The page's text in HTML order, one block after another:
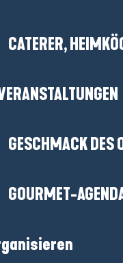
CATERER,
GESCHMACK DES
GOURMET-
den
uns